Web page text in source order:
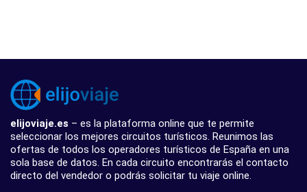
elijoviaje.es – es la plataforma online que te permite
seleccionar los mejores circuitos turísticos. Reunimos las
ofertas de todos los operadores turísticos de España en una
sola base de datos. En cada circuito encontrarás el contacto
directo del vendedor o podrás solicitar tu viaje online.